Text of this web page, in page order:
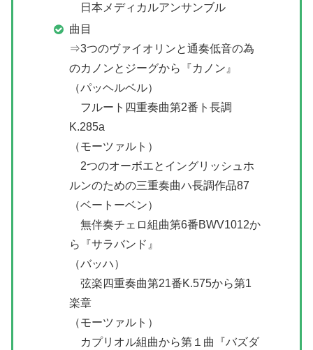
日本メディカルアンサンブル
曲目
⇒3つのヴァイオリンと通奏低音の為
のカノンとジーグから『カノン』
（パッヘルベル）
フルート四重奏曲第2番ト長調
K.285a
（モーツァルト）
2つのオーボエとイングリッシュホ
ルンのための三重奏曲ハ長調作品87
（ベートーベン）
無伴奏チェロ組曲第6番BWV1012か
ら『サラバンド』
（バッハ）
弦楽四重奏曲第21番K.575から第1
楽章
（モーツァルト）
カプリオル組曲から第１曲『バズダ